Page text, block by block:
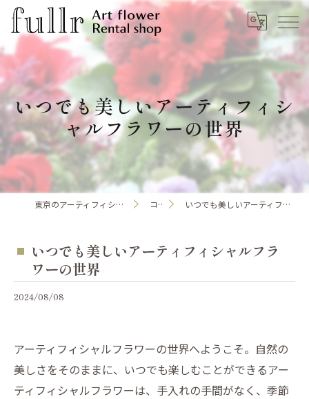
いつでも美しいアーティフィシ
ャルフラワーの世界
東京のアーティフィシャルフラワーならfullr コラム いつでも美しいアーティフィシャルフラワーの世界
いつでも美しいアーティフィシャルフラ
ワーの世界
2024/08/08
アーティフィシャルフラワーの世界へようこそ。自然の
美しさをそのままに、いつでも楽しむことができるアー
ティフィシャルフラワーは、手入れの手間がなく、季節